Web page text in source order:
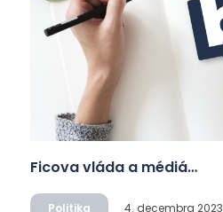
Ficova vláda a médiá…
Politika 4. decembra 2023